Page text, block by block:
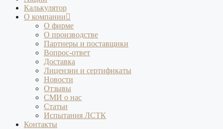
Калькулятор
О компании
О фирме
О производстве
Партнеры и поставщики
Вопрос-ответ
Доставка
Лицензии и сертификаты
Новости
Отзывы
СМИ о нас
Статьи
Испытания ЛСТК
Контакты